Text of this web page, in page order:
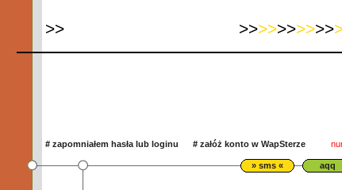
>> >>>>>>>>>>
# zapomniałem hasła lub loginu # załóż konto w WapSterze
» sms « aqq